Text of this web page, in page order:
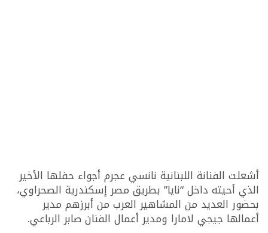
أشعلت الفنانة اللبنانية نانسي عجرم أجواء حفلها الأخير
الذي أحيته داخل “نايا” بطريق مصر إسكندرية الصحراوي،
بحضور العديد من المشاهير العرب من أبرزهم مدير
أعمالها جيجي لامارا ومدير أعمال الفنان صابر الرباعي.